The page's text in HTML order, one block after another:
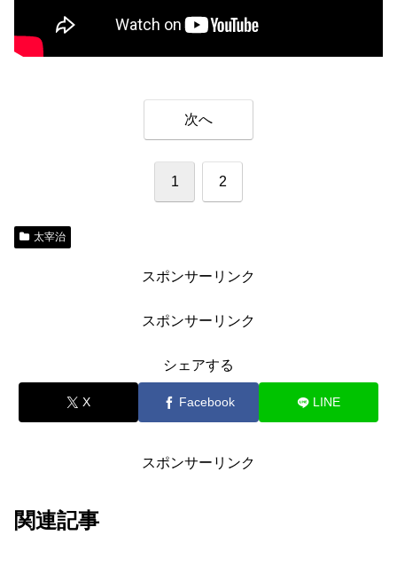
次へ
1 2
太宰治
スポンサーリンク
スポンサーリンク
シェアする
X Facebook LINE
スポンサーリンク
関連記事